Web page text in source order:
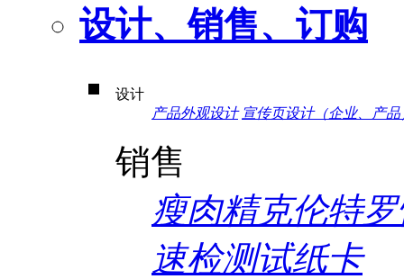
设计、销售、订购
设计
产品外观设计 宣传页设计（企业、产品
销售
瘦肉精克伦特
速检测试纸卡